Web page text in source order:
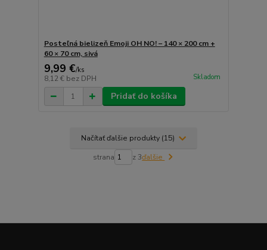
Posteľná bielizeň Emoji OH NO! – 140 × 200 cm +
60 × 70 cm, sivá
9,99 €/ks
8,12 € bez DPH Skladom
Pridať do košíka
Načítať ďalšie produkty (15)
strana z 3ďalšie